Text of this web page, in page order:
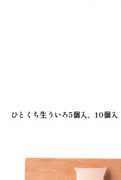
ひとくち生ういろ5個入、10個入